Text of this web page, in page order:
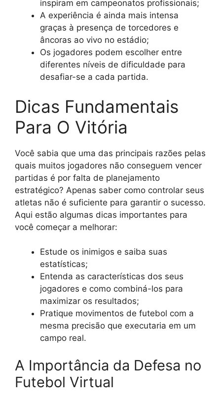
inspiram em campeonatos profissionais;
A experiência é ainda mais intensa
graças à presença de torcedores e
âncoras ao vivo no estádio;
Os jogadores podem escolher entre
diferentes níveis de dificuldade para
desafiar-se a cada partida.
Dicas Fundamentais
Para O Vitória
Você sabia que uma das principais razões pelas
quais muitos jogadores não conseguem vencer
partidas é por falta de planejamento
estratégico? Apenas saber como controlar seus
atletas não é suficiente para garantir o sucesso.
Aqui estão algumas dicas importantes para
você começar a melhorar:
Estude os inimigos e saiba suas
estatísticas;
Entenda as características dos seus
jogadores e como combiná-los para
maximizar os resultados;
Pratique movimentos de futebol com a
mesma precisão que executaria em um
campo real.
A Importância da Defesa no
Futebol Virtual